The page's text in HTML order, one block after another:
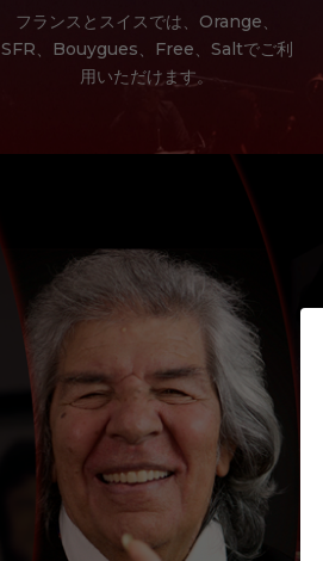
フランスとスイスでは、Orange、
SFR、Bouygues、Free、Saltでご利
用いただけます。